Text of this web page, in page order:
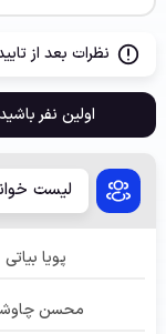
نظرات بعد از
اولین نفر
لیست
پویا بیاتی
محسن